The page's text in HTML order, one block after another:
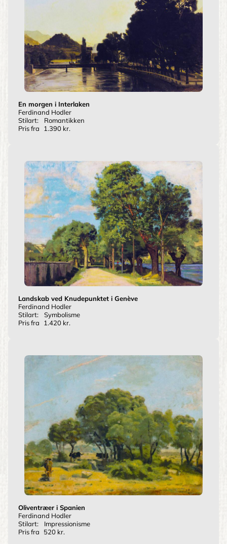
En morgen i Interlaken
Ferdinand Hodler
Stilart:
Romantikken
Pris fra
1.390 kr.
Landskab ved Knudepunktet i Genève
Ferdinand Hodler
Stilart:
Symbolisme
Pris fra
1.420 kr.
Oliventræer i Spanien
Ferdinand Hodler
Stilart:
Impressionisme
Pris fra
520 kr.